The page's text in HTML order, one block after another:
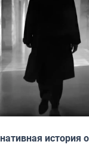
история